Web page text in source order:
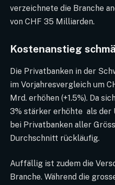
verzeichnete die Branche
von CHF 35 Milliarden.
Kostenanstieg
Die Privatbanken in der
im Vorjahresvergleich um
Mrd. erhöhen (+1.5%). Da
3% stärker erhöhte als der
bei Privatbanken aller
Durchschnitt rückläufig.
Auffällig ist zudem die
Branche. Während die